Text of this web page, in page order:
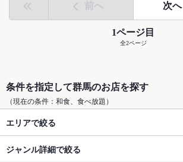
前へ 次へ
1ページ目
全2ページ
条件を指定して群馬のお店を探す
（現在の条件：和食、食べ放題）
エリアで絞る
ジャンル詳細で絞る